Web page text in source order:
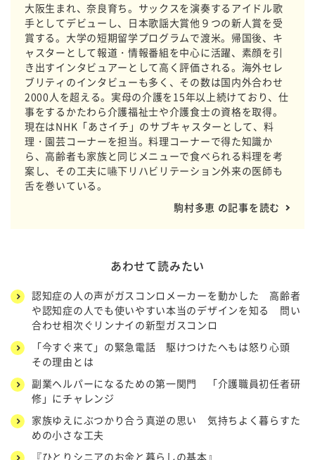
大阪生まれ、奈良育ち。サックスを演奏するアイドル歌
手としてデビューし、日本歌謡大賞他９つの新人賞を受
賞する。大学の短期留学プログラムで渡米。帰国後、キ
ャスターとして報道・情報番組を中心に活躍、素顔を引
き出すインタビュアーとして高く評価される。海外セレ
ブリティのインタビューも多く、その数は国内外合わせ
2000人を超える。実母の介護を15年以上続けており、仕
事をするかたわら介護福祉士や介護食士の資格を取得。
現在はNHK「あさイチ」のサブキャスターとして、料
理・園芸コーナーを担当。料理コーナーで得た知識か
ら、高齢者も家族と同じメニューで食べられる料理を考
案し、その工夫に嚥下リハビリテーション外来の医師も
舌を巻いている。
駒村多恵 の記事を読む
あわせて読みたい
認知症の人の声がガスコンロメーカーを動かした 高齢者
や認知症の人でも使いやすい本当のデザインを知る 問い
合わせ相次ぐリンナイの新型ガスコンロ
「今すぐ来て」の緊急電話 駆けつけたへもは怒り心頭
その理由とは
副業ヘルパーになるための第一関門 「介護職員初任者研
修」にチャレンジ
家族ゆえにぶつかり合う真逆の思い 気持ちよく暮らすた
めの小さな工夫
『ひとりシニアのお金と暮らしの基本』